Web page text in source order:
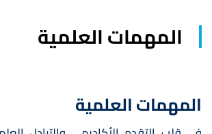
المهمات العلمية
المهمات العلمية